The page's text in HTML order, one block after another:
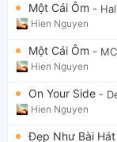
Một Cái Ôm - Hali
Hien Nguyen
Một Cái Ôm -
Hien Nguyen
On Your Side -
Hien Nguyen
Đẹp Như Bài